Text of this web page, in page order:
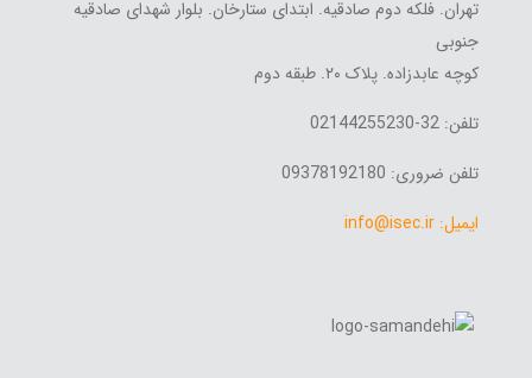
تهران. فلکه دوم صادقیه. ابتدای ستارخان. بلوار شهدای صادقیه
جنوبی
کوچه عابدزاده. پلاک ۲۰. طبقه دوم
تلفن: 32-02144255230
تلفن ضروری: 09378192180
ایمیل: info@isec.ir